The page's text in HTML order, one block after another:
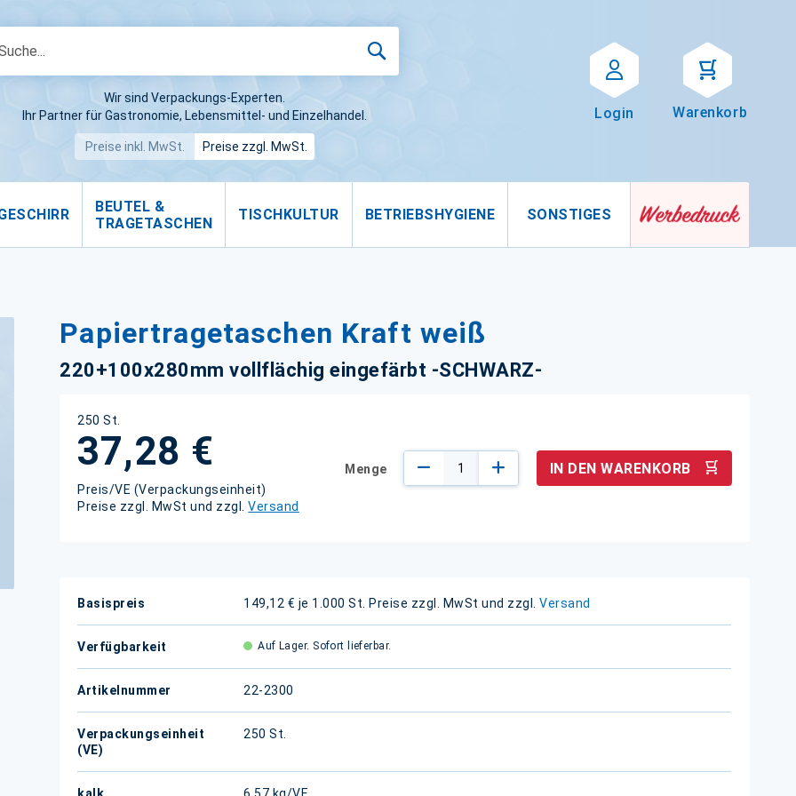
Wir sind Verpackungs-Experten.
Ihr Partner für Gastronomie, Lebensmittel- und Einzelhandel.
Preise inkl. MwSt. Preise zzgl. MwSt.
Login Warenkorb
BEUTEL &
TRAGETASCHEN
TISCHKULTUR BETRIEBSHYGIENE SONSTIGES
Papiertragetaschen Kraft weiß
220+100x280mm vollflächig eingefärbt -SCHWARZ-
250 St.
37,28 €
Preis/VE (Verpackungseinheit)
Preise zzgl. MwSt und zzgl.Versand
Menge IN DEN WARENKORB
Weitere
Basispreis 149,12 € je 1.000 St. Preise zzgl. MwSt und zzgl.Versand
Verfügbarkeit Auf Lager. Sofort lieferbar.
Artikelnummer 22-2300
Verpackungseinheit
(VE)
250 St.